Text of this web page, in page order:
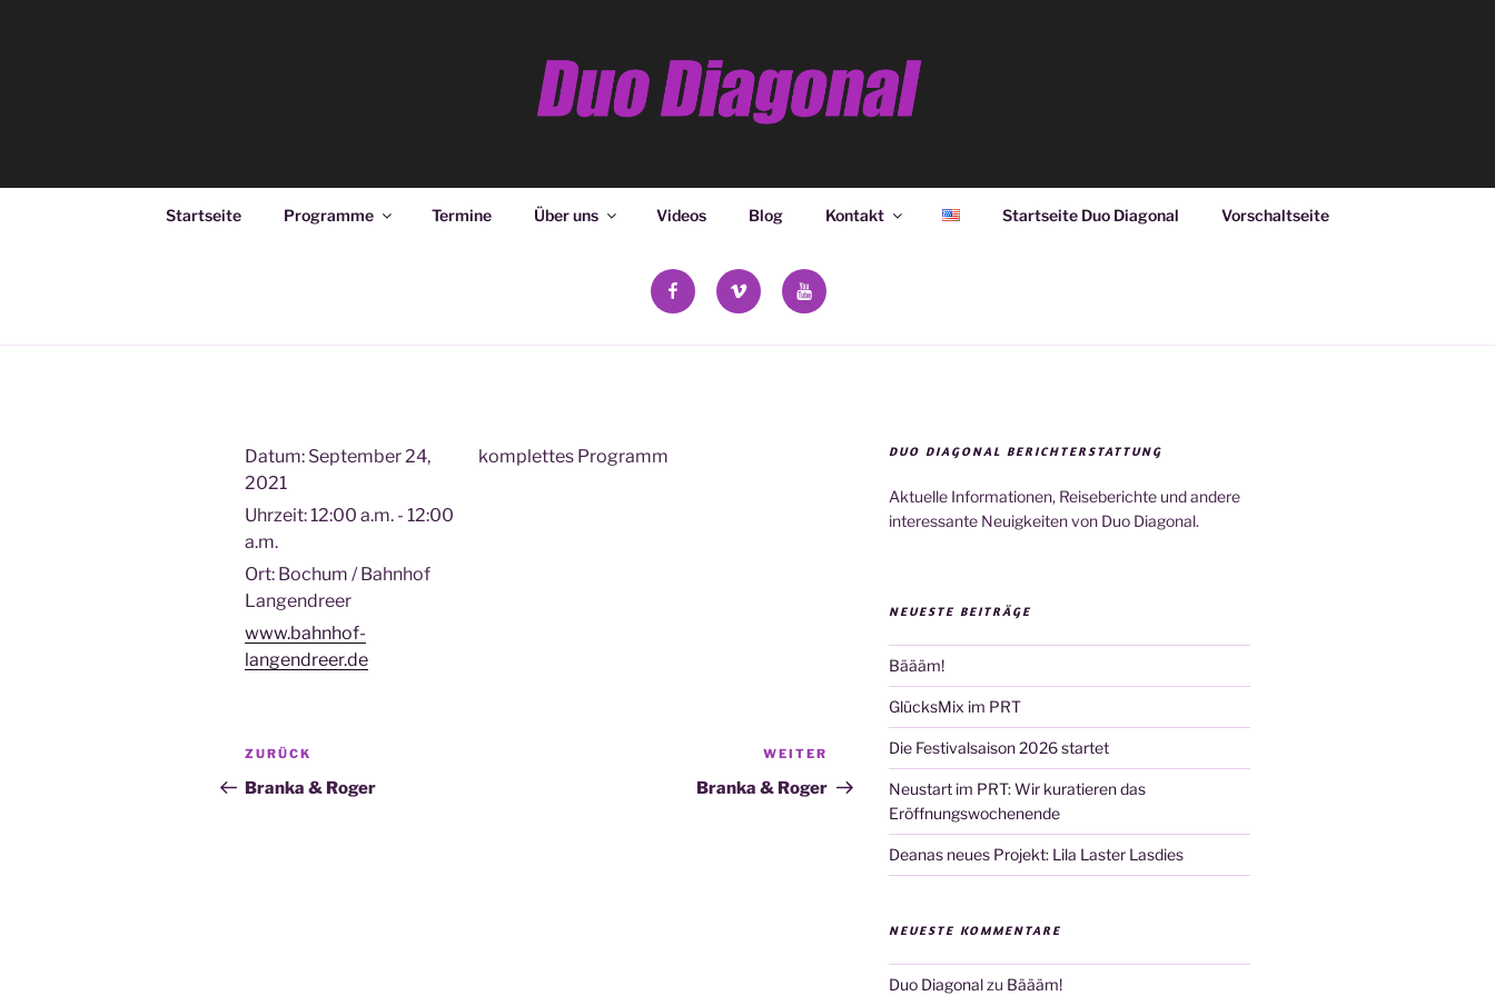
Startseite Programme Termine Über uns Videos Blog Kontakt Startseite Duo Diagonal Vorschaltseite
facebookvimeo YouTube
Datum: September 24,
2021
Uhrzeit:12:00 a.m. - 12:00
a.m.
Ort: Bochum / Bahnhof
Langendreer
www.bahnhof-
langendreer.de
komplettes Programm
Beitragsnavigation
Vorheriger
Beitrag
ZURÜCK
Branka & Roger
Nächster
Beitrag
WEITER
Branka & Roger
DUO DIAGONAL BERICHTERSTATTUNG
Aktuelle Informationen, Reiseberichte und andere
interessante Neuigkeiten von Duo Diagonal.
NEUESTE BEITRÄGE
Bäääm!
GlücksMix im PRT
Die Festivalsaison 2026 startet
Neustart im PRT: Wir kuratieren das
Eröffnungswochenende
Deanas neues Projekt: Lila Laster Lasdies
NEUESTE KOMMENTARE
Duo Diagonalzu Bäääm!